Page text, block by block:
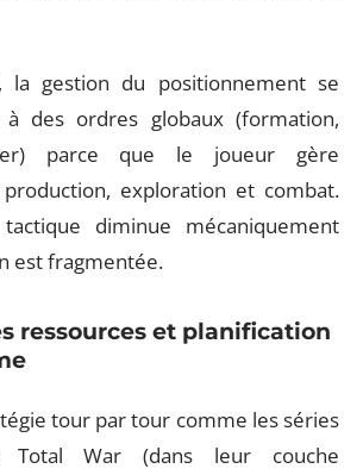
la gestion du positionnement se
des ordres globaux (formation,
parce que le joueur gère
exploration et combat.
diminue mécaniquement
est fragmentée.
ressources et planification
tour par tour comme les séries
Total War (dans leur couche